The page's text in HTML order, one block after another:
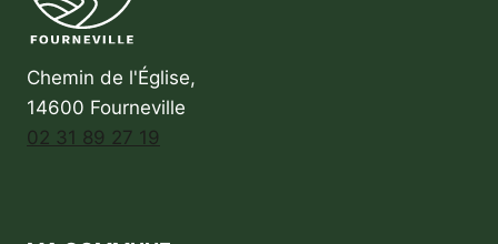
Chemin de l'Église,
14600 Fourneville
02 31 89 27 19